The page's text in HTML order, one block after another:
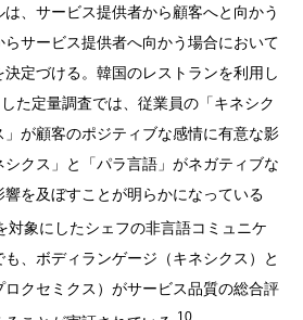
、サービス提供者から顧客へと向かう
サービス提供者へ向かう場合において
定づける。韓国のレストランを利用し
た定量調査では、従業員の「キネシク
が顧客のポジティブな感情に有意な影
クス」と「パラ言語」がネガティブな
を及ぼすことが明らかになっている
対象にしたシェフの非言語コミュニケ
、ボディランゲージ（キネシクス）と
クセミクス）がサービス品質の総合評
10